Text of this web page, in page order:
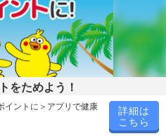
いホタテ貝！
めに一度天日干しをしてから作っ
す。
しく！■
、一度天日干しをしてから水煮
をためよう！
イントに＞アプリで健康
詳細は
こちら